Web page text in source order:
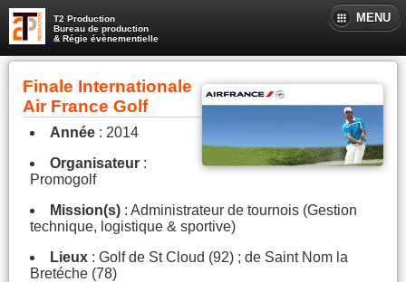
T2 Production
Bureau de production
& Régie évènementielle
MENU
Finale Internationale
Air France Golf
Année : 2014
Organisateur :
Promogolf
Mission(s) : Administrateur de tournois (Gestion
technique, logistique & sportive)
Lieux : Golf de St Cloud (92) ; de Saint Nom la
Bretéche (78)